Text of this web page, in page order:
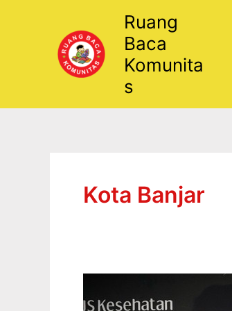
Ruang
Baca
Komunita
s
Kota Banjar
KAWULA